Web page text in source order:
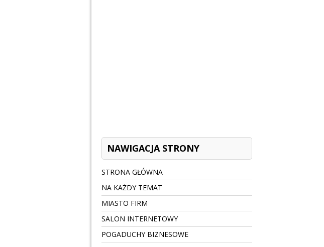
NAWIGACJA STRONY
STRONA GŁÓWNA
NA KAŻDY TEMAT
MIASTO FIRM
SALON INTERNETOWY
POGADUCHY BIZNESOWE